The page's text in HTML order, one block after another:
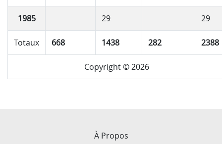
1985 29 29
Totaux 668 1438 282 2388
Copyright © 2026
À Propos